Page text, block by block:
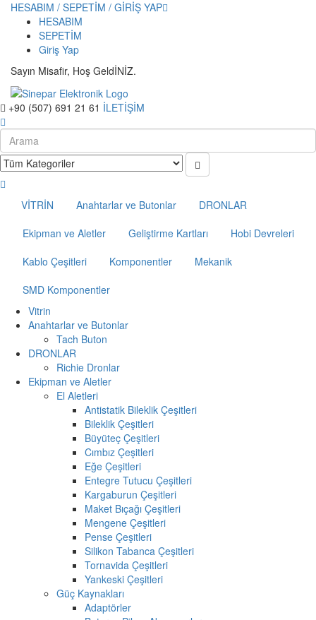
HESABIM / SEPETİM / GİRİŞ YAP
HESABIM
SEPETİM
Giriş Yap
Sayın Misafir, Hoş GeldİNİZ.
+90 (507) 691 21 61 İLETİŞİM
VİTRİN Anahtarlar ve Butonlar
DRONLAR
Ekipman ve Aletler
Geliştirme Kartları
Hobi Devreleri
Kablo Çeşitleri
Komponentler
Mekanik
SMD Komponentler
Vitrin
Anahtarlar ve Butonlar
Tach Buton
DRONLAR
Richie Dronlar
Ekipman ve Aletler
El Aletleri
Antistatik Bileklik Çeşitleri
Bileklik Çeşitleri
Büyüteç Çeşitleri
Cımbız Çeşitleri
Eğe Çeşitleri
Entegre Tutucu Çeşitleri
Kargaburun Çeşitleri
Maket Bıçağı Çeşitleri
Mengene Çeşitleri
Pense Çeşitleri
Silikon Tabanca Çeşitleri
Tornavida Çeşitleri
Yankeski Çeşitleri
Güç Kaynakları
Adaptörler